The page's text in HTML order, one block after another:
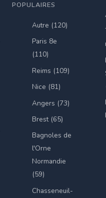
POPULAIRES
Autre (120)
Paris 8e
(110)
Reims (109)
Nice (81)
Angers (73)
Brest (65)
Bagnoles de
l'Orne
Normandie
(59)
Chasseneuil-